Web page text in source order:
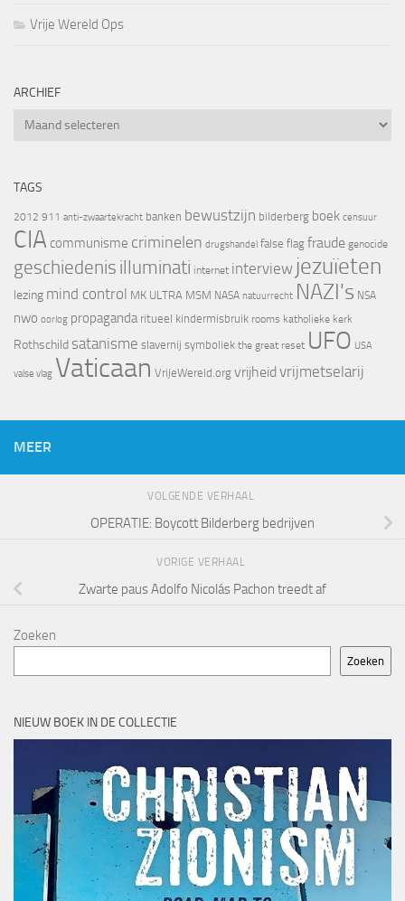
Vrije Wereld Ops
ARCHIEF
Archief
TAGS
2012 911 anti-zwaartekracht banken bewustzijn bilderberg boek censuur
CIA communisme criminelen drugshandel false flag fraude genocide
geschiedenis illuminati internet interview jezuïeten
lezing mind control MK ULTRA MSM NASA natuurrecht NAZI's NSA
nwo oorlog propaganda ritueel kindermisbruik rooms katholieke kerk
Rothschild satanisme slavernij symboliek the great reset UFO USA
valse vlag Vaticaan VrijeWereld.org vrijheid vrijmetselarij
MEER
VOLGENDE VERHAAL
OPERATIE: Boycott Bilderberg bedrijven
VORIGE VERHAAL
Zwarte paus Adolfo Nicolás Pachon treedt af
Zoeken
Zoeken
NIEUW BOEK IN DE COLLECTIE